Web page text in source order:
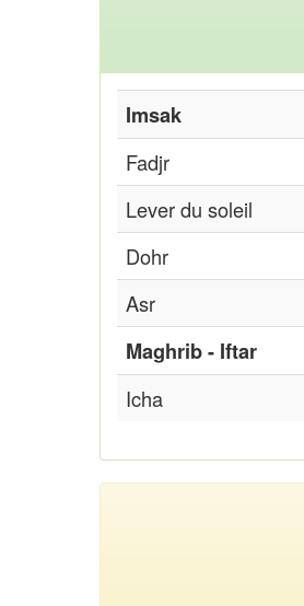
Imsak
Fadjr
Lever du soleil
Dohr
Asr
Maghrib - Iftar
Icha